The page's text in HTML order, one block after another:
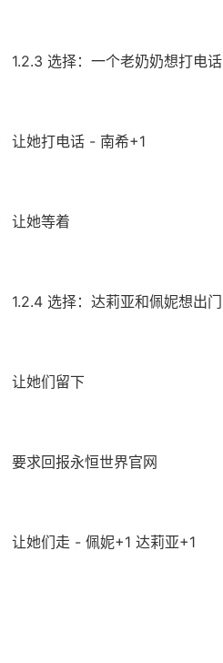
1.2.3 选择：一个老奶奶想打电话
让她打电话 - 南希+1
让她等着
1.2.4 选择：达莉亚和佩妮想出门
让她们留下
要求回报永恒世界官网
让她们走 - 佩妮+1 达莉亚+1